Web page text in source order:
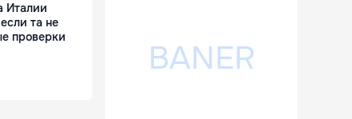
Италии
та не
проверки